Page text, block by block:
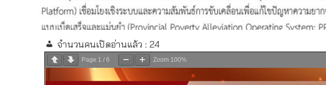
จำนวนคนเปิดอ่านแล้ว : 24
Page 1 / 6 Zoom 100%